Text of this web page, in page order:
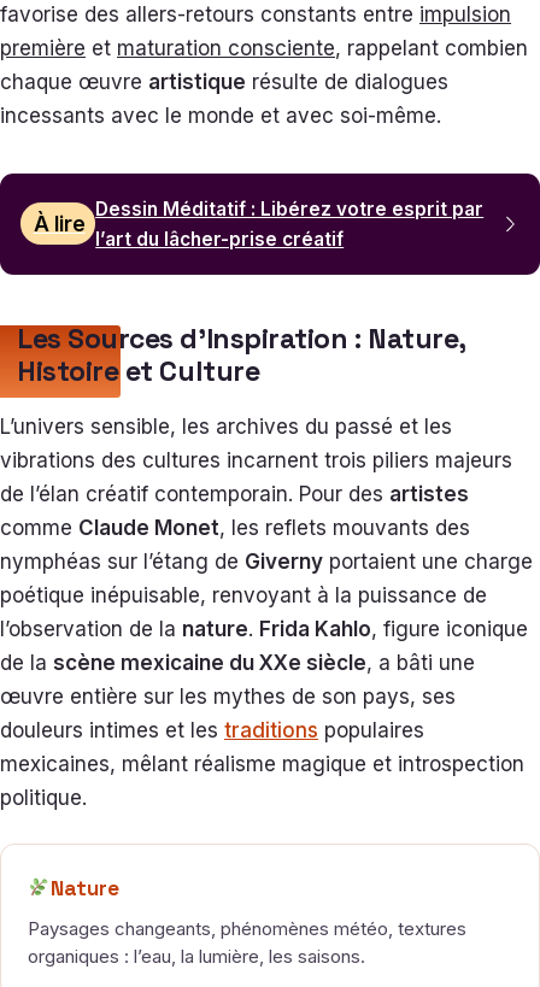
favorise des allers-retours constants entre impulsion
première et maturation consciente, rappelant combien
chaque œuvre artistique résulte de dialogues
incessants avec le monde et avec soi-même.
À lire
Dessin Méditatif : Libérez votre esprit par
l’art du lâcher-prise créatif
Les Sources d’Inspiration : Nature,
Histoire et Culture
L’univers sensible, les archives du passé et les
vibrations des cultures incarnent trois piliers majeurs
de l’élan créatif contemporain. Pour des artistes
comme Claude Monet, les reflets mouvants des
nymphéas sur l’étang de Giverny portaient une charge
poétique inépuisable, renvoyant à la puissance de
l’observation de la nature. Frida Kahlo, figure iconique
de la scène mexicaine du XXe siècle, a bâti une
œuvre entière sur les mythes de son pays, ses
douleurs intimes et les traditions populaires
mexicaines, mêlant réalisme magique et introspection
politique.
Nature
Paysages changeants, phénomènes météo, textures
organiques : l’eau, la lumière, les saisons.